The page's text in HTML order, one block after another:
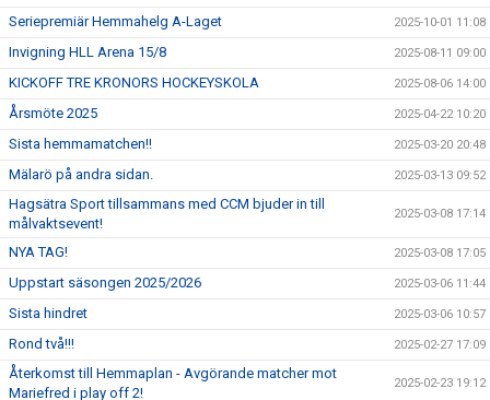
Seriepremiär Hemmahelg A-Laget 2025-10-01 11:08
Invigning HLL Arena 15/8 2025-08-11 09:00
KICKOFF TRE KRONORS HOCKEYSKOLA 2025-08-06 14:00
Årsmöte 2025 2025-04-22 10:20
Sista hemmamatchen!! 2025-03-20 20:48
Mälarö på andra sidan. 2025-03-13 09:52
Hagsätra Sport tillsammans med CCM bjuder in till
målvaktsevent!
2025-03-08 17:14
NYA TAG! 2025-03-08 17:05
Uppstart säsongen 2025/2026 2025-03-06 11:44
Sista hindret 2025-03-06 10:57
Rond två!!! 2025-02-27 17:09
Återkomst till Hemmaplan - Avgörande matcher mot
Mariefred i play off 2!
2025-02-23 19:12